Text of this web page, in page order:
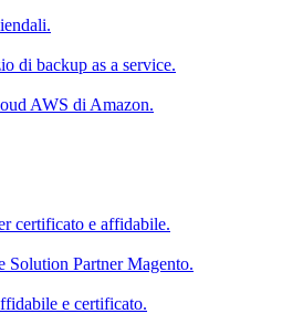
di backup as a service.
AWS di Amazon.
certificato e affidabile.
Solution Partner Magento.
e certificato.